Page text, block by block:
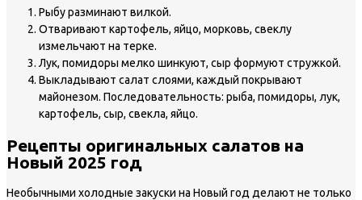
Рыбу разминают вилкой.
Отваривают картофель, яйцо, морковь, свеклу
измельчают на терке.
Лук, помидоры мелко шинкуют, сыр формуют стружкой.
Выкладывают салат слоями, каждый покрывают
майонезом. Последовательность: рыба, помидоры, лук,
картофель, сыр, свекла, яйцо.
Рецепты оригинальных салатов на
Новый 2025 год
Необычными холодные закуски на Новый год делают не только